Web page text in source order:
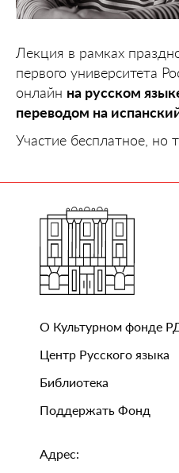
Лекция в рамках
первого университета
онлайн на русском
переводом на
Участие бесплатное, но
О Культурном фонде
Центр Русского языка
Библиотека
Поддержать Фонд
Адрес: